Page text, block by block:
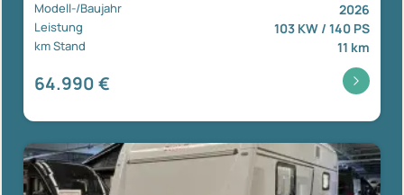
Modell-/Baujahr 2026
Leistung 103 KW / 140 PS
km Stand 11 km
64.990 €